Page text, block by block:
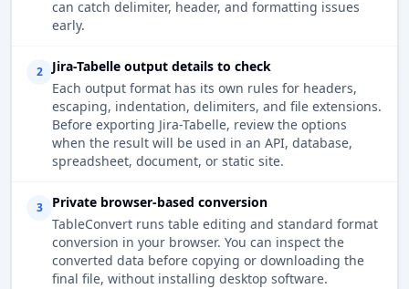
can catch delimiter, header, and formatting issues
early.
2
Jira-Tabelle output details to check
Each output format has its own rules for headers,
escaping, indentation, delimiters, and file extensions.
Before exporting Jira-Tabelle, review the options
when the result will be used in an API, database,
spreadsheet, document, or static site.
3
Private browser-based conversion
TableConvert runs table editing and standard format
conversion in your browser. You can inspect the
converted data before copying or downloading the
final file, without installing desktop software.